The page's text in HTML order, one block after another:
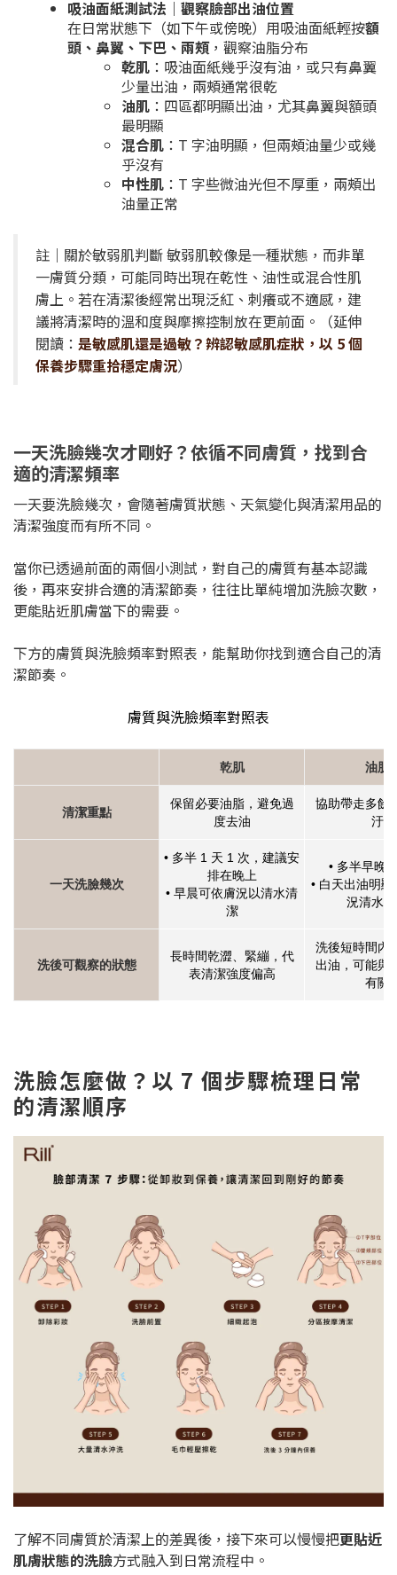
吸油面紙測試法｜觀察臉部出油位置
在日常狀態下（如下午或傍晚）用吸油面紙輕按額
頭、鼻翼、下巴、兩頰，觀察油脂分布
乾肌 ：吸油面紙幾乎沒有油，或只有鼻翼
少量出油，兩頰通常很乾
油肌 ：四區都明顯出油，尤其鼻翼與額頭
最明顯
混合肌 ：T 字油明顯，但兩頰油量少或幾
乎沒有
中性肌 ：T 字些微油光但不厚重，兩頰出
油量正常
註｜關於敏弱肌判斷 敏弱肌較像是一種狀態，而非單
一膚質分類，可能同時出現在乾性、油性或混合性肌
膚上。若在清潔後經常出現泛紅、刺癢或不適感，建
議將清潔時的溫和度與摩擦控制放在更前面。（延伸
閱讀： 是敏感肌還是過敏？辨認敏感肌症狀，以 5 個
保養步驟重拾穩定膚況）
一天洗臉幾次才剛好？依循不同膚質，找到合
適的清潔頻率
一天要洗臉幾次，會隨著膚質狀態、天氣變化與清潔用品的
清潔強度而有所不同。
當你已透過前面的兩個小測試，對自己的膚質有基本認識
後，再來安排合適的清潔節奏，往往比單純增加洗臉次數，
更能貼近肌膚當下的需要。
下方的膚質與洗臉頻率對照表，能幫助你找到適合自己的清
潔節奏。
膚質與洗臉頻率對照表
乾肌 油肌
清潔重點
保留必要油脂，避免過
度去油
協助帶走多餘
汙
一天洗臉幾次
• 多半 1 天 1 次，建議安
排在晚上
• 早晨可依膚況以清水清
潔
• 多半早晚
• 白天出油明
況清水
洗後可觀察的狀態
長時間乾澀、緊繃，代
表清潔強度偏高
洗後短時間內
出油，可能與
有關
洗臉怎麼做？以 7 個步驟梳理日常
的清潔順序
了解不同膚質於清潔上的差異後，接下來可以慢慢把更貼近
肌膚狀態的洗臉方式融入到日常流程中。